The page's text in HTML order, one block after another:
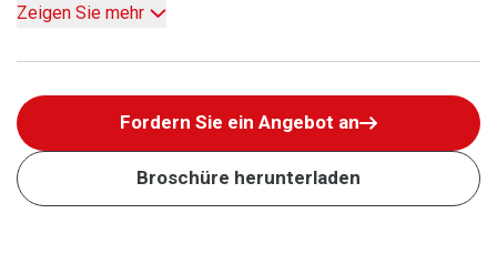
Zeigen Sie mehr
Fordern Sie ein Angebot an
Broschüre herunterladen